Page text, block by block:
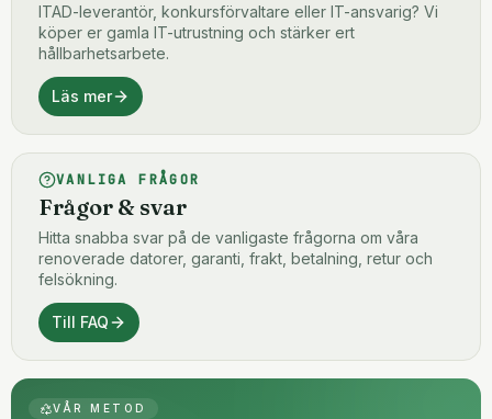
ITAD-leverantör, konkursförvaltare eller IT-ansvarig? Vi
köper er gamla IT-utrustning och stärker ert
hållbarhetsarbete.
Läs mer
VANLIGA FRÅGOR
Frågor & svar
Hitta snabba svar på de vanligaste frågorna om våra
renoverade datorer, garanti, frakt, betalning, retur och
felsökning.
Till FAQ
VÅR METOD